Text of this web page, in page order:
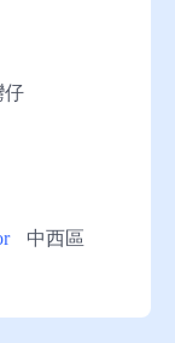
仔
中西區